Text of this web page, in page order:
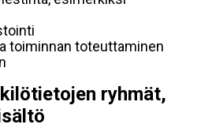
toiminnan toteuttaminen
ryhmät,